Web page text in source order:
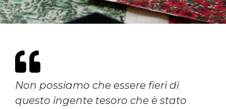
Non possiamo che essere fieri di
questo ingente tesoro che è stato